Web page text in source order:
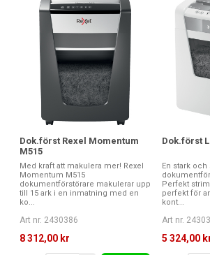
Dok.först Rexel Momentum
M515
Med kraft att makulera mer! Rexel
Momentum M515
dokumentförstörare makulerar upp
till 15 ark i en inmatning med en
ko...
Art nr. 2430386
8 312,00 kr
Dok.först
En stark och
Perfekt
perfekt för
kont...
Art nr.
5 324,00